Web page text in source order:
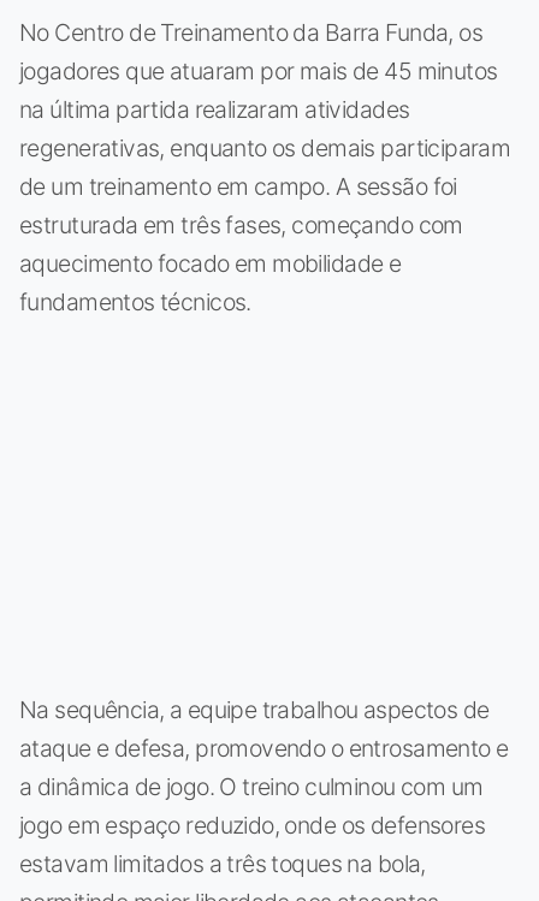
No Centro de Treinamento da Barra Funda, os
jogadores que atuaram por mais de 45 minutos
na última partida realizaram atividades
regenerativas, enquanto os demais participaram
de um treinamento em campo. A sessão foi
estruturada em três fases, começando com
aquecimento focado em mobilidade e
fundamentos técnicos.
Na sequência, a equipe trabalhou aspectos de
ataque e defesa, promovendo o entrosamento e
a dinâmica de jogo. O treino culminou com um
jogo em espaço reduzido, onde os defensores
estavam limitados a três toques na bola,